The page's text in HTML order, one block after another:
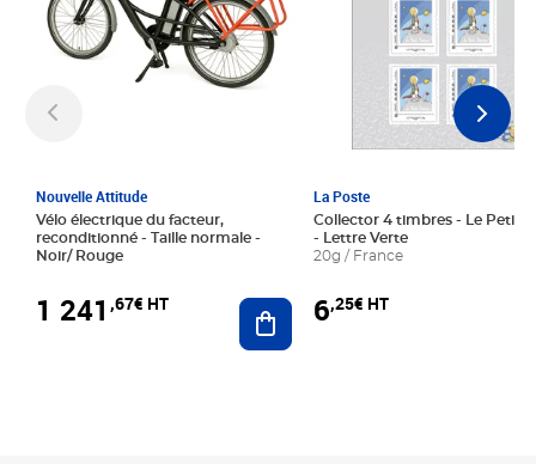
Nouvelle Attitude
Vélo électrique du facteur,
reconditionné - Taille normale -
Noir/ Rouge
1 241 ,67€ HT Ajouter au panier
La Poste
Collector 4 timbres - Le Petit
- Lettre Verte
20g / France
6,25€ HT